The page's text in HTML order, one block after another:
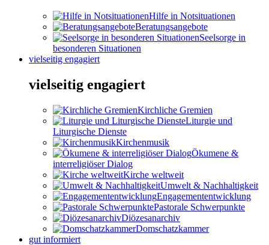
Hilfe in Notsituationen
Beratungsangebote
Seelsorge in
besonderen Situationen
vielseitig engagiert
vielseitig engagiert
Kirchliche Gremien
Liturgie und
Liturgische Dienste
Kirchenmusik
Ökumene &
interreligiöser Dialog
Kirche weltweit
Umwelt & Nachhaltigkeit
Engagemententwicklung
Pastorale Schwerpunkte
Diözesanarchiv
Domschatzkammer
gut informiert